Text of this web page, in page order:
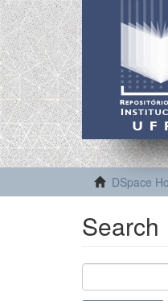
DSpace
Search